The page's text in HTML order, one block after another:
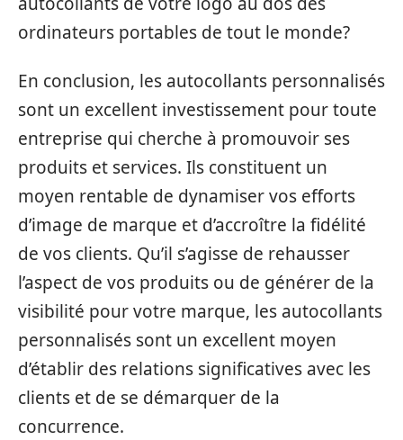
ordinateurs portables de tout le monde?
En conclusion, les autocollants personnalisés
sont un excellent investissement pour toute
entreprise qui cherche à promouvoir ses
produits et services. Ils constituent un
moyen rentable de dynamiser vos efforts
d’image de marque et d’accroître la fidélité
de vos clients. Qu’il s’agisse de rehausser
l’aspect de vos produits ou de générer de la
visibilité pour votre marque, les autocollants
personnalisés sont un excellent moyen
d’établir des relations significatives avec les
clients et de se démarquer de la
concurrence.